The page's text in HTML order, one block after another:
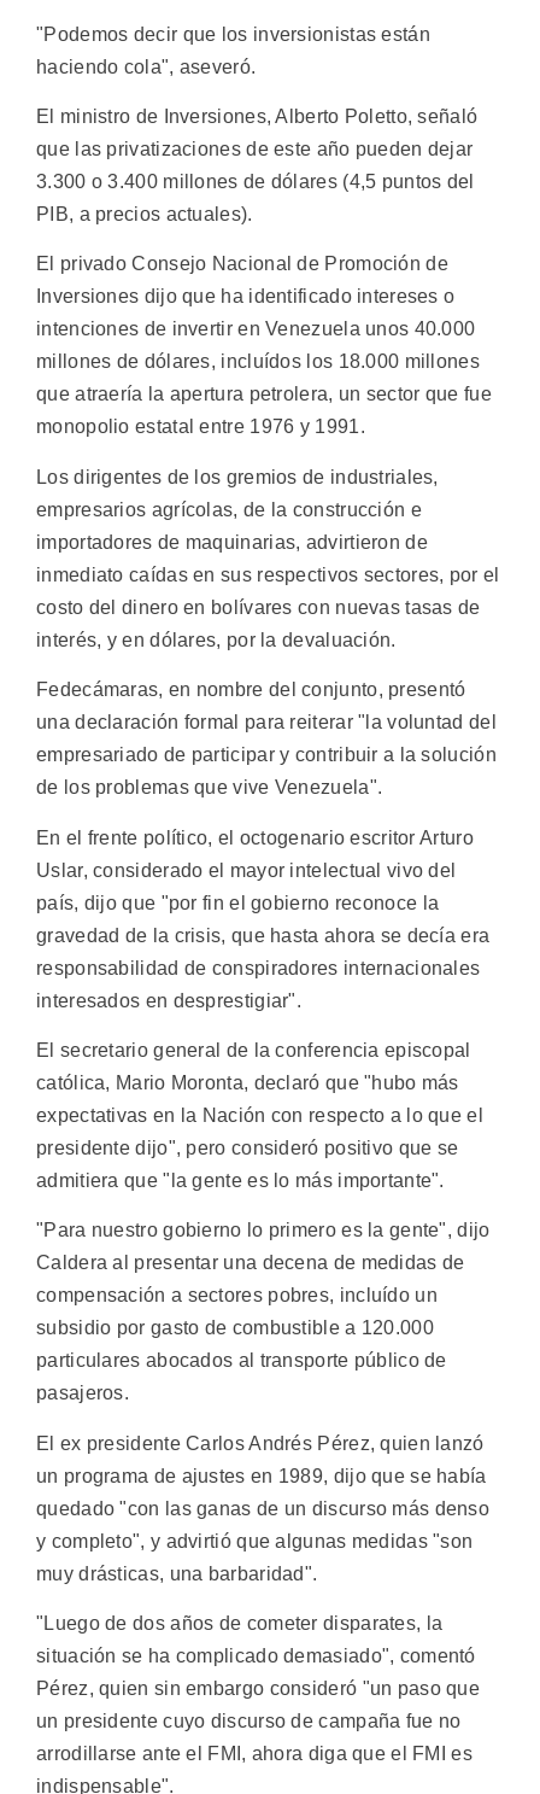
"Podemos decir que los inversionistas están
haciendo cola", aseveró.
El ministro de Inversiones, Alberto Poletto, señaló
que las privatizaciones de este año pueden dejar
3.300 o 3.400 millones de dólares (4,5 puntos del
PIB, a precios actuales).
El privado Consejo Nacional de Promoción de
Inversiones dijo que ha identificado intereses o
intenciones de invertir en Venezuela unos 40.000
millones de dólares, incluídos los 18.000 millones
que atraería la apertura petrolera, un sector que fue
monopolio estatal entre 1976 y 1991.
Los dirigentes de los gremios de industriales,
empresarios agrícolas, de la construcción e
importadores de maquinarias, advirtieron de
inmediato caídas en sus respectivos sectores, por el
costo del dinero en bolívares con nuevas tasas de
interés, y en dólares, por la devaluación.
Fedecámaras, en nombre del conjunto, presentó
una declaración formal para reiterar "la voluntad del
empresariado de participar y contribuir a la solución
de los problemas que vive Venezuela".
En el frente político, el octogenario escritor Arturo
Uslar, considerado el mayor intelectual vivo del
país, dijo que "por fin el gobierno reconoce la
gravedad de la crisis, que hasta ahora se decía era
responsabilidad de conspiradores internacionales
interesados en desprestigiar".
El secretario general de la conferencia episcopal
católica, Mario Moronta, declaró que "hubo más
expectativas en la Nación con respecto a lo que el
presidente dijo", pero consideró positivo que se
admitiera que "la gente es lo más importante".
"Para nuestro gobierno lo primero es la gente", dijo
Caldera al presentar una decena de medidas de
compensación a sectores pobres, incluído un
subsidio por gasto de combustible a 120.000
particulares abocados al transporte público de
pasajeros.
El ex presidente Carlos Andrés Pérez, quien lanzó
un programa de ajustes en 1989, dijo que se había
quedado "con las ganas de un discurso más denso
y completo", y advirtió que algunas medidas "son
muy drásticas, una barbaridad".
"Luego de dos años de cometer disparates, la
situación se ha complicado demasiado", comentó
Pérez, quien sin embargo consideró "un paso que
un presidente cuyo discurso de campaña fue no
arrodillarse ante el FMI, ahora diga que el FMI es
indispensable".